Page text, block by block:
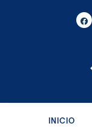
INICIO